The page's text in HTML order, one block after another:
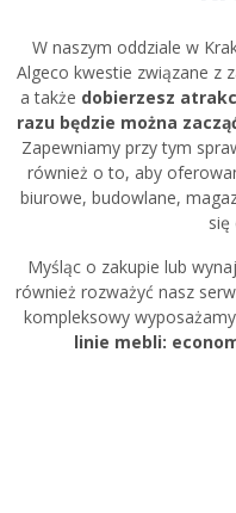
W naszym oddziale w
Algeco kwestie związane z
a także dobierzesz
razu będzie można
Zapewniamy przy tym
również o to, aby
biurowe, budowlane,
się
Myśląc o zakupie lub
również rozważyć nasz
kompleksowy
linie mebli: